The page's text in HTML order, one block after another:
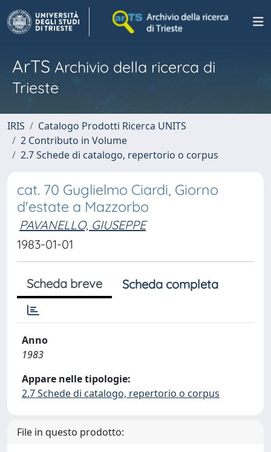
ArTS Archivio della ricerca di
Trieste
IRIS
Catalogo Prodotti Ricerca UNITS
2 Contributo in Volume
2.7 Schede di catalogo, repertorio o corpus
cat. 70 Guglielmo Ciardi, Giorno
d'estate a Mazzorbo
PAVANELLO, GIUSEPPE
1983-01-01
Scheda breve Scheda completa
Anno
1983
Appare nelle tipologie:
2.7 Schede di catalogo, repertorio o corpus
File in questo prodotto: